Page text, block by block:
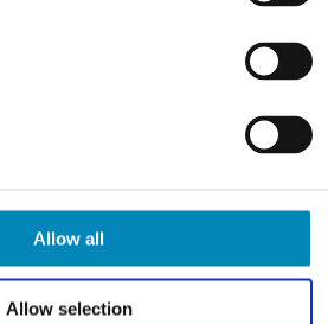
Allow all
Allow selection
Garderobeskab med
bøjlestang og trådkurve -
todelt låge
3.807,10